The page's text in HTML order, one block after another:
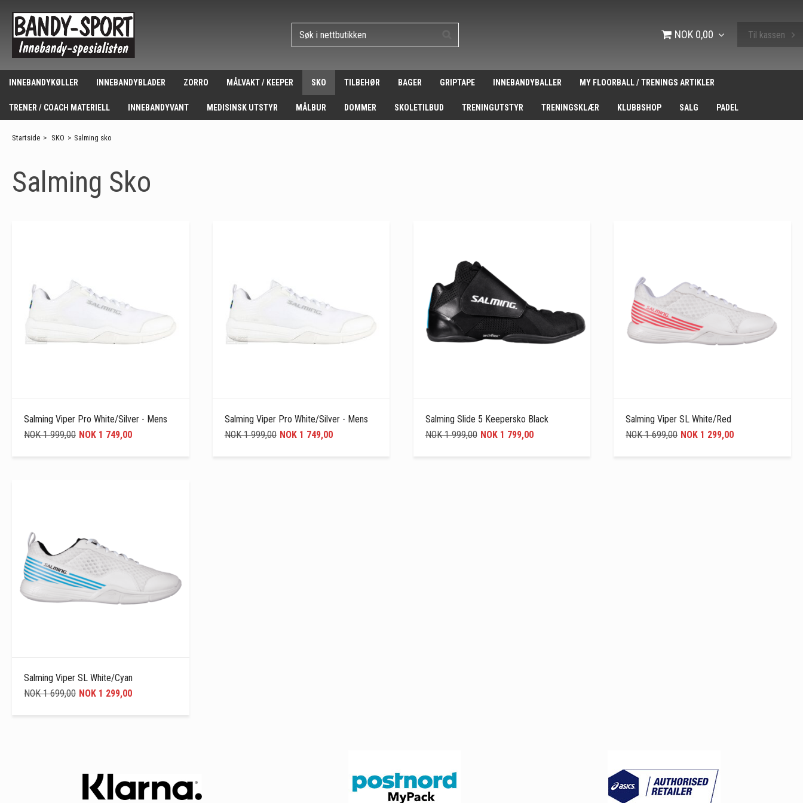
NOK 0,00 Til kassen
INNEBANDYKØLLER INNEBANDYBLADER ZORRO MÅLVAKT / KEEPER SKO TILBEHØR BAGER GRIPTAPE INNEBANDYBALLER MY FLOORBALL / TRENINGS ARTIKLER
TRENER / COACH MATERIELL INNEBANDYVANT MEDISINSK UTSTYR MÅLBUR DOMMER SKOLETILBUD TRENINGUTSTYR TRENINGSKLÆR KLUBBSHOP SALG PADEL
Startside > SKO > Salming sko
Salming Sko
Salming Viper Pro White/Silver - Mens
NOK 1 749,00
NOK 1 999,00
Salming Viper Pro White/Silver - Mens
NOK 1 749,00
NOK 1 999,00
Salming Slide 5 Keepersko Black
NOK 1 799,00
NOK 1 999,00
Salming Viper SL White/Red
NOK 1 299,00
NOK 1 699,00
Salming Viper SL White/Cyan
NOK 1 299,00
NOK 1 699,00